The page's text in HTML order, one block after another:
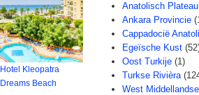
Hotel Kleopatra
Dreams Beach
Anatolisch Plateau
Ankara Provincie
Cappadocië
Egeïsche Kust
Oost Turkije (1)
Turkse Rivièra
West